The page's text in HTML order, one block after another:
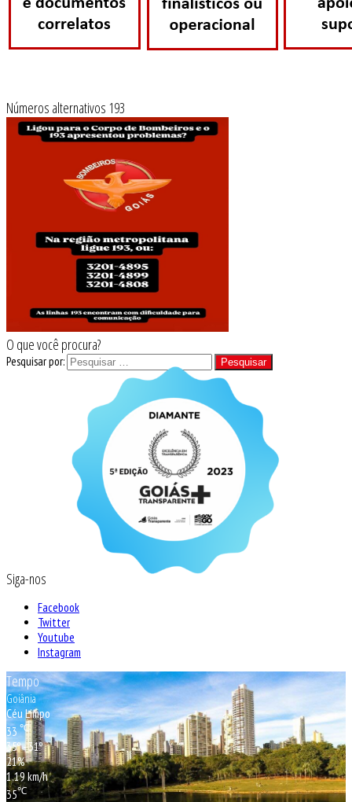
Números alternativos 193
O que você procura?
Pesquisar por:
Siga-nos
Facebook
Twitter
Youtube
Instagram
Tempo
Goiânia
Céu Limpo
33℃
35º - 31º
21%
1.19 km/h
35℃